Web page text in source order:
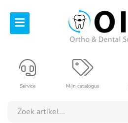
Mijn catalogus
Service